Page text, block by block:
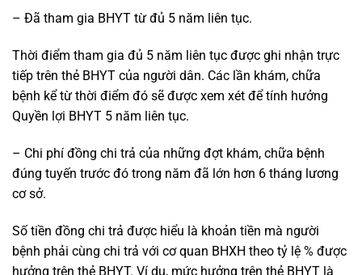
– Đã tham gia BHYT từ đủ 5 năm liên tục.
Thời điểm tham gia đủ 5 năm liên tục được ghi nhận trực
tiếp trên thẻ BHYT của người dân. Các lần khám, chữa
bệnh kể từ thời điểm đó sẽ được xem xét để tính hưởng
Quyền lợi BHYT 5 năm liên tục.
– Chi phí đồng chi trả của những đợt khám, chữa bệnh
đúng tuyến trước đó trong năm đã lớn hơn 6 tháng lương
cơ sở.
Số tiền đồng chi trả được hiểu là khoản tiền mà người
bệnh phải cùng chi trả với cơ quan BHXH theo tỷ lệ % được
hưởng trên thẻ BHYT. Ví dụ, mức hưởng trên thẻ BHYT là